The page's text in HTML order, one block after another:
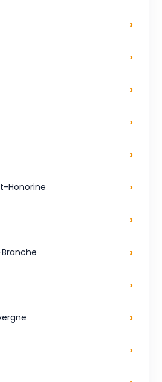
›
›
›
›
›
Honorine ›
›
›
›
›
›